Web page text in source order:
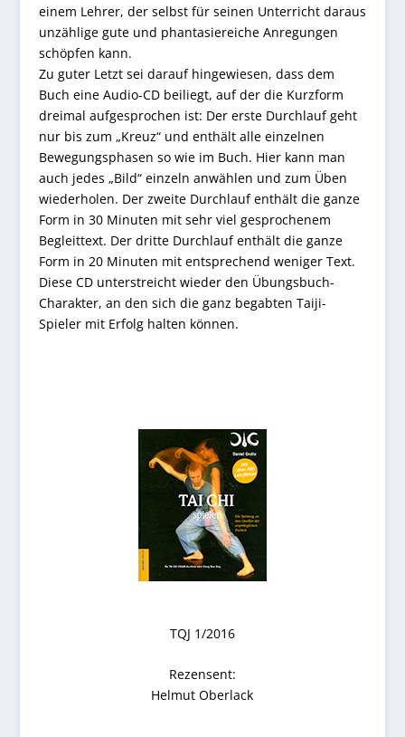
einem Lehrer, der selbst für seinen Unterricht daraus
unzählige gute und phantasiereiche Anregungen
schöpfen kann.
Zu guter Letzt sei darauf hingewiesen, dass dem
Buch eine Audio-CD beiliegt, auf der die Kurzform
dreimal aufgesprochen ist: Der erste Durchlauf geht
nur bis zum „Kreuz“ und enthält alle einzelnen
Bewegungsphasen so wie im Buch. Hier kann man
auch jedes „Bild“ einzeln anwählen und zum Üben
wiederholen. Der zweite Durchlauf enthält die ganze
Form in 30 Minuten mit sehr viel gesprochenem
Begleittext. Der dritte Durchlauf enthält die ganze
Form in 20 Minuten mit entsprechend weniger Text.
Diese CD unterstreicht wieder den Übungsbuch-
Charakter, an den sich die ganz begabten Taiji-
Spieler mit Erfolg halten können.
TQJ 1/2016
Rezensent:
Helmut Oberlack